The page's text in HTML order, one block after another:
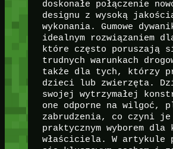
doskonałe połączenie
designu z wysoką
wykonania. Gumowe
idealnym rozwiązaniem
które często poruszają
trudnych warunkach
także dla tych, którzy
dzieci lub zwierzęta.
swojej wytrzymałej
one odporne na wilgoć,
zabrudzenia, co czyni je
praktycznym wyborem dla
właściciela. W artykule